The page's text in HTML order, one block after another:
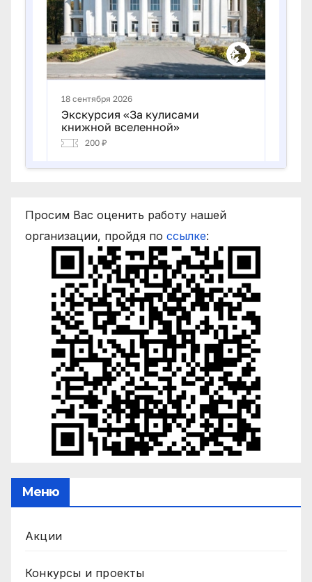
Просим Вас оценить работу нашей
организации, пройдя по ссылке:
Меню
Акции
Конкурсы и проекты